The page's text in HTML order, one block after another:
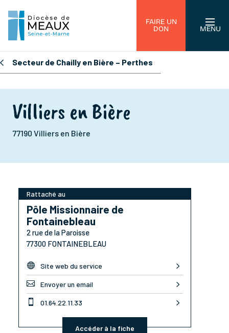
FAIRE UN
DON
MENU
Secteur de Chailly en Bière – Perthes
Villiers en Bière
77190 Villiers en Bière
Rattaché au
Pôle Missionnaire de
Fontainebleau
2 rue de la Paroisse
77300 FONTAINEBLEAU
 Site web du service
 Envoyer un email
 01.64.22.11.33
Accéder à la fiche